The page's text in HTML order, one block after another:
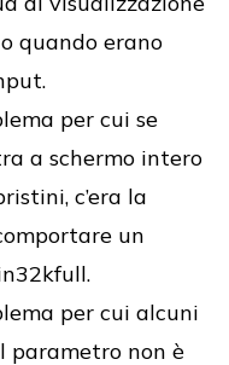
quando erano
per cui se
a schermo intero
c’era la
un
per cui alcuni
parametro non è